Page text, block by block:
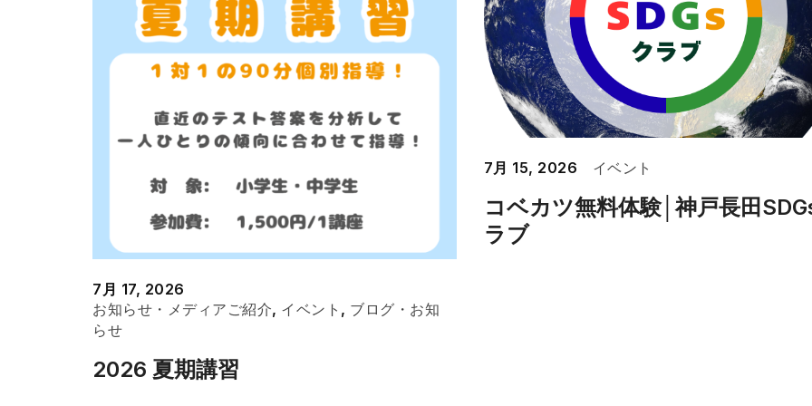
7月 17, 2026
お知らせ・メディアご紹介, イベント , ブログ・お知
らせ
2026 夏期講習
7月 15, 2026 イベント
コベカツ無料体験│神戸長田
ラブ